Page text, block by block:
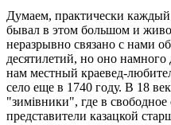
Думаем, практически каждый
бывал в этом большом и
неразрывно связано с нами
десятилетий, но оно намного
нам местный краевед-
село еще в 1740 году. В 18
"зимівники", где в
представители казацкой